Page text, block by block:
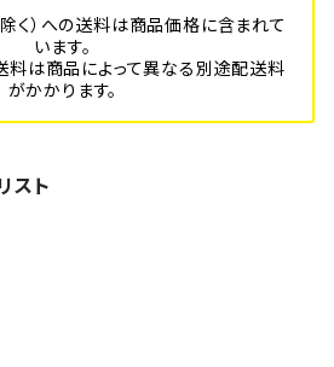
く）への送料は商品価格に含まれて
います。
料は商品によって異なる別途配送料
がかかります。
スト